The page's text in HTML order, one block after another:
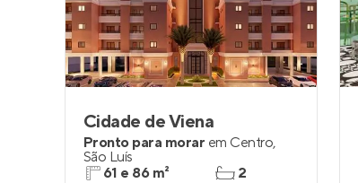
Cidade de Viena
Pronto para morar em Centro,
São Luís
61 e 86 m²
2